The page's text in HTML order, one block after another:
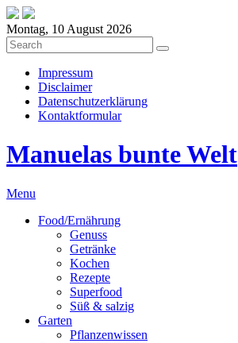
Montag, 10 August 2026
Impressum
Disclaimer
Datenschutzerklärung
Kontaktformular
Manuelas bunte Welt
Menu
Food/Ernährung
Genuss
Getränke
Kochen
Rezepte
Superfood
Süß & salzig
Garten
Pflanzenwissen